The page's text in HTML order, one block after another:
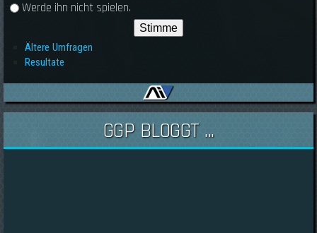
Werde ihn nicht spielen.
Ältere Umfragen
Resultate
GGP BLOGGT ...